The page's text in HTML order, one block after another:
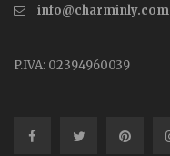
info@charminly.com
P.IVA: 02394960039